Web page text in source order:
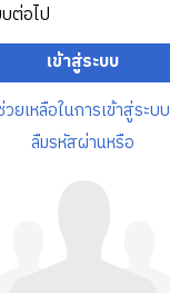
ต่อไป
เข้าสู่ระบบ
วยเหลือในการเข้าสู่ระบบ
ลืมรหัสผ่านหรือ